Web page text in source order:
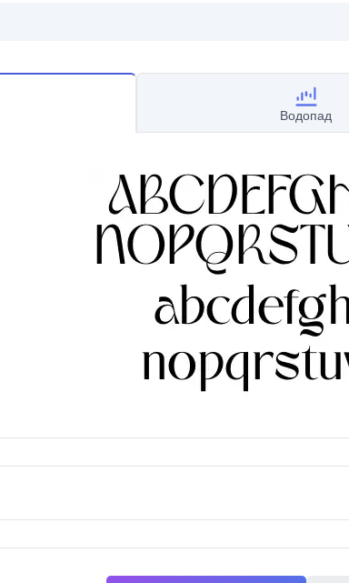
Водопад